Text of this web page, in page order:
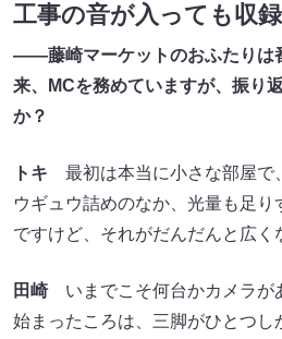
工事の音が入っても収
——藤崎マーケットのおふたりは
来、
MCを務めていますが、振り
か？
トキ 最初は本当に小さな部屋で
ウギュウ詰めのなか、光量も足
ですけど、それがだんだんと広
田崎いまでこそ何台かカメラが
始まったころは、三脚がひとつし